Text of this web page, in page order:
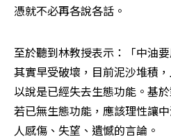
憑就不必再各說各話。
至於聽到林教授表示：「中油
其實早受破壞，目前泥沙堆積
以說是已經失去生態功能。基
若已無生態功能，應該理性讓
人感傷、失望、遺憾的言論。